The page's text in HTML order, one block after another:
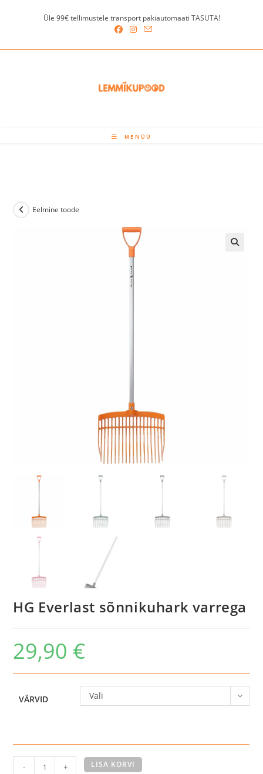
Üle 99€ tellimustele transport pakiautomaati TASUTA!
MENÜÜ
Eelmine toode
HG Everlast sõnnikuhark varrega
29,90 €
VÄRVID Vali
- + LISA KORVI